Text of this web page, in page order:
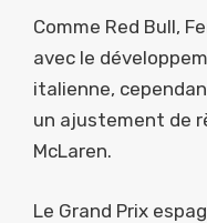
Comme Red Bull,
avec le
italienne,
un ajustement de
McLaren.
Le Grand Prix